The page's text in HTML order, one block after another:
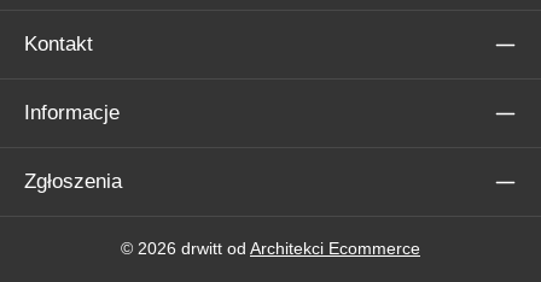
Kontakt
Informacje
Zgłoszenia
© 2026 drwitt od Architekci Ecommerce